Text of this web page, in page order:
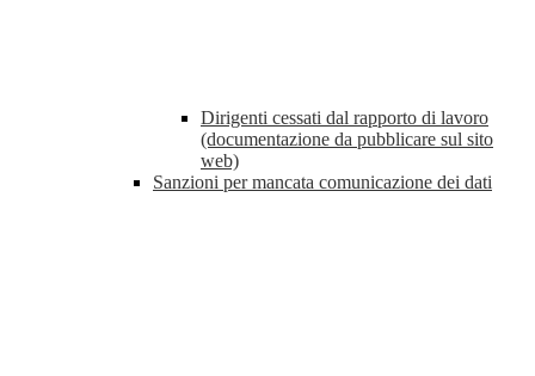
Dirigenti cessati dal rapporto di lavoro
(documentazione da pubblicare sul sito
web)
Sanzioni per mancata comunicazione dei dati